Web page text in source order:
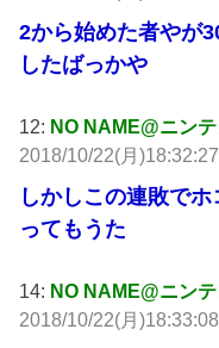
2から始めた者やが
したばっかや
12: NO NAME@ニン
2018/10/22(月
しかしこの連敗で
ってもうた
14: NO NAME@ニン
2018/10/22(月